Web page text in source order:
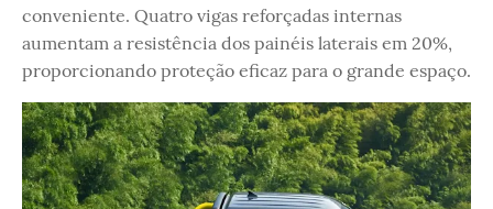
conveniente. Quatro vigas reforçadas internas
aumentam a resistência dos painéis laterais em 20%,
proporcionando proteção eficaz para o grande espaço.